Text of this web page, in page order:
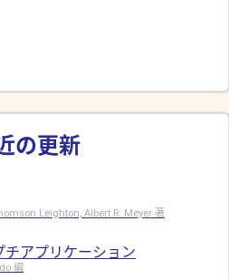
の更新
Leighton, Albert R. Meyer 著
アプリケーション
編